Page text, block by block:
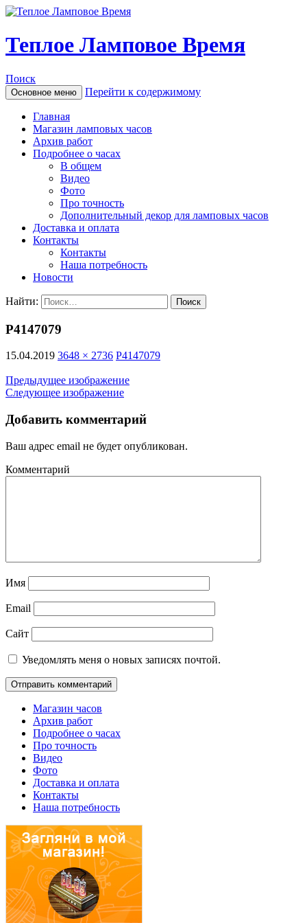
Теплое Ламповое Время
Поиск
Основное меню Перейти к содержимому
Главная
Магазин ламповых часов
Архив работ
Подробнее о часах
В общем
Видео
Фото
Про точность
Дополнительный декор для ламповых часов
Доставка и оплата
Контакты
Контакты
Наша потребность
Новости
Найти:
P4147079
15.04.2019 3648 × 2736 P4147079
Предыдущее изображение
Следующее изображение
Добавить комментарий
Ваш адрес email не будет опубликован.
Комментарий
Имя
Email
Сайт
Уведомлять меня о новых записях почтой.
Магазин часов
Архив работ
Подробнее о часах
Про точность
Видео
Фото
Доставка и оплата
Контакты
Наша потребность